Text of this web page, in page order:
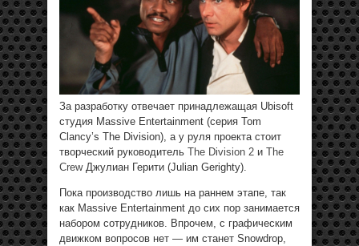
За разработку отвечает принадлежащая Ubisoft
студия Massive Entertainment (серия Tom
Clancy’s The Division), а у руля проекта стоит
творческий руководитель The Division 2 и The
CrewДжулиан Герити (Julian Gerighty).
Пока производство лишь на раннем этапе, так
как Massive Entertainment до сих пор занимается
набором сотрудников. Впрочем, с графическим
движком вопросов нет — им станет Snowdrop,